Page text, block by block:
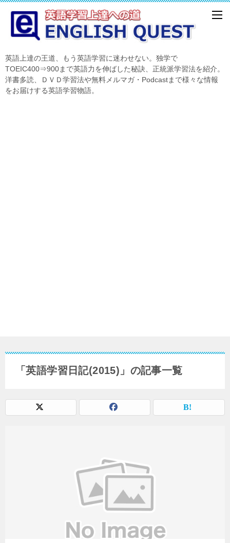
英語上達の王道、もう英語学習に迷わせない。独学で
TOEIC400⇒900まで英語力を伸ばした秘訣、正統派学習法を紹介。
洋書多読、ＤＶＤ学習法や無料メルマガ・Podcastまで様々な情報
をお届けする英語学習物語。
「英語学習日記(2015)」の記事一覧